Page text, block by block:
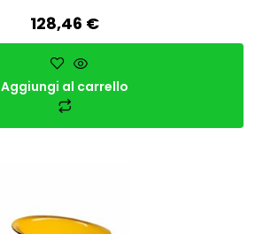
128,46 €
Aggiungi al carrello